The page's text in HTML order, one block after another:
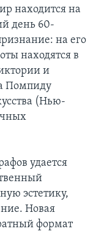
находится на
день 60-
на его
находятся в
и
Помпиду
(Нью-
удается
эстетику,
Новая
формат